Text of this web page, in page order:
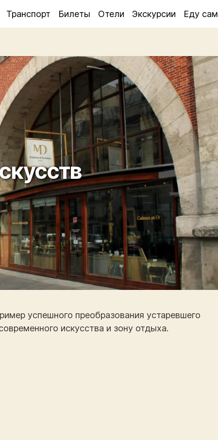
Транспорт Билеты Отели Экскурсии Еду сам
успешного преобразования устаревшего
искусства и зону отдыха.